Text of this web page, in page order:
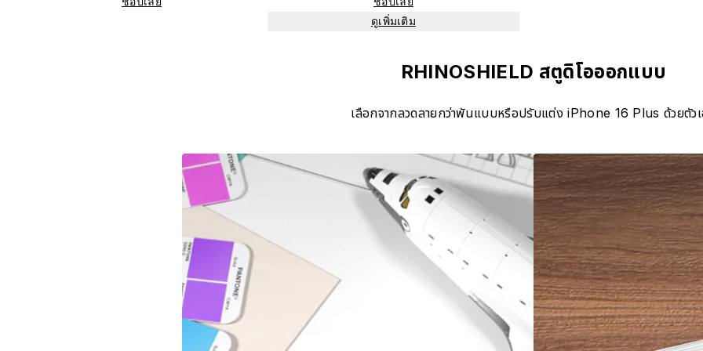
ดูเพิ่มเติม
RHINOSHIELD สตูดิโอออกแบบ
เลือกจากลวดลายกว่าพันแบบหรือปรับแต่ง iPhone 16 Plus ด้วยตัว